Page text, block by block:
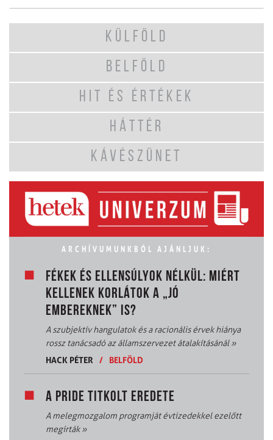
KÜLFÖLD
BELFÖLD
HIT ÉS ÉRTÉKEK
HÁTTÉR
KÁVÉSZÜNET
ARCHÍVUMUNKBÓL AJÁNLJUK:
FÉKEK ÉS ELLENSÚLYOK NÉLKÜL: MIÉRT
KELLENEK KORLÁTOK A „JÓ
EMBEREKNEK” IS?
A szubjektív hangulatok és a racionális érvek hiánya
rossz tanácsadó az államszervezet átalakításánál»
HACK PÉTER
/ BELFÖLD
A PRIDE TITKOLT EREDETE
A melegmozgalom programját évtizedekkel ezelőtt
megírták»